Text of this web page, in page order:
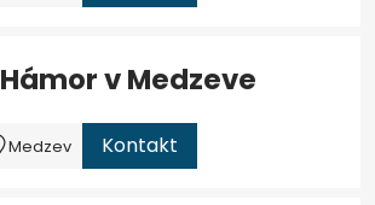
Hámor v Medzeve
Medzev Kontakt